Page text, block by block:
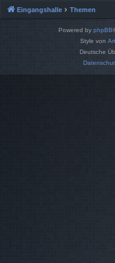
Eingangshalle Themen
Powered by phpBB
Style von
Deutsche